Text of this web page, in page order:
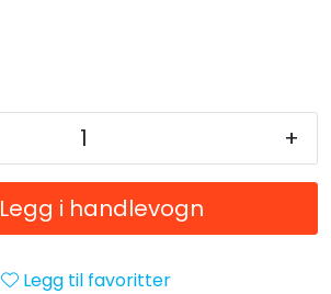
+
Legg i handlevogn
Legg til favoritter